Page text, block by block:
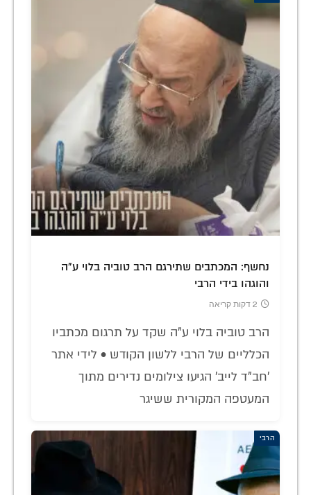
נחשף: המכתבים שתירגם הרב טוביה בלוי ע"ה
והוגהו בידי הרבי
2 דקות קריאה
הרב טוביה בלוי ע"ה שקד על תרגום מכתביו
הכלליים של הרבי ללשון הקודש • לידי אתר
'חב"ד לייב' הגיעו צילומים נדירים מתוך
המעטפה המקורית ששיגר
הרבי